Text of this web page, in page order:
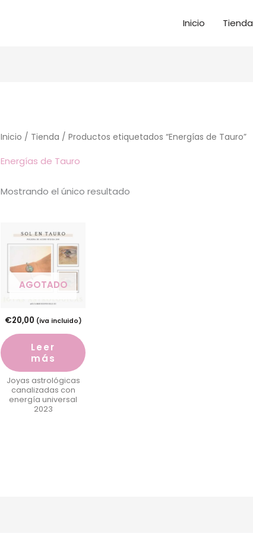
Inicio Tienda
Inicio / Tienda / Productos etiquetados “Energías de Tauro”
Energías de Tauro
Mostrando el único resultado
AGOTADO
€20,00 (iva incluido)
Leer
más
Joyas astrológicas
canalizadas con
energía universal
2023